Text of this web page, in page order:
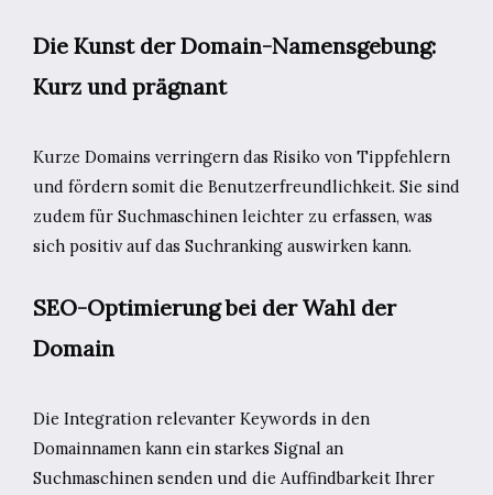
Die Kunst der Domain-Namensgebung:
Kurz und prägnant
Kurze Domains verringern das Risiko von Tippfehlern
und fördern somit die Benutzerfreundlichkeit. Sie sind
zudem für Suchmaschinen leichter zu erfassen, was
sich positiv auf das Suchranking auswirken kann.
SEO-Optimierung bei der Wahl der
Domain
Die Integration relevanter Keywords in den
Domainnamen kann ein starkes Signal an
Suchmaschinen senden und die Auffindbarkeit Ihrer